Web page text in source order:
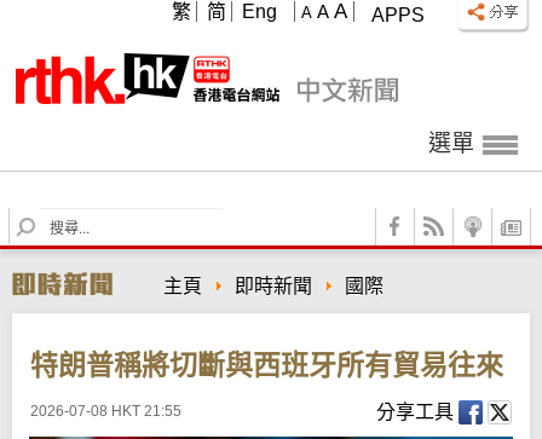
APPS
A A A
繁 简 Eng
選單
S
e
r
c
主頁 即時新聞 國際
特朗普稱將切斷與西班牙所有貿易往來
2026-07-08 HKT 21:55 分享工具